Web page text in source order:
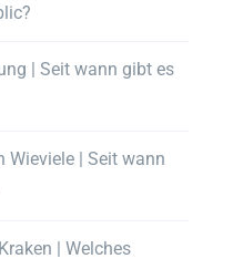
| Seit wann gibt es
Wieviele | Seit wann
| Welches